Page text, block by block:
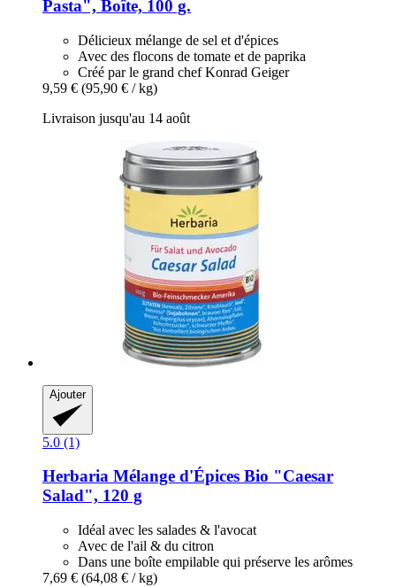
Pasta", Boîte, 100 g.
Délicieux mélange de sel et d'épices
Avec des flocons de tomate et de paprika
Créé par le grand chef Konrad Geiger
9,59 € (95,90 € / kg)
Livraison jusqu'au 14 août
Ajouter
5.0 (1)
Herbaria Mélange d'Épices Bio "Caesar
Salad", 120 g
Idéal avec les salades & l'avocat
Avec de l'ail & du citron
Dans une boîte empilable qui préserve les arômes
7,69 € (64,08 € / kg)